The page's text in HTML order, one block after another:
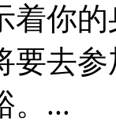
着你
要去
。...